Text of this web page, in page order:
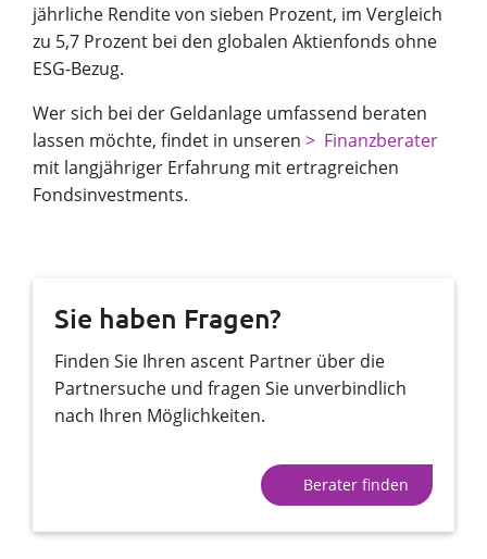
jährliche Rendite von sieben Prozent, im Vergleich
zu 5,7 Prozent bei den globalen Aktienfonds ohne
ESG-Bezug.
Wer sich bei der Geldanlage umfassend beraten
lassen möchte, findet in unseren
Finanzberater
mit langjähriger Erfahrung mit ertragreichen
Fondsinvestments.
Sie haben Fragen?
Finden Sie Ihren ascent Partner über die
Partnersuche und fragen Sie unverbindlich
nach Ihren Möglichkeiten.
Berater finden